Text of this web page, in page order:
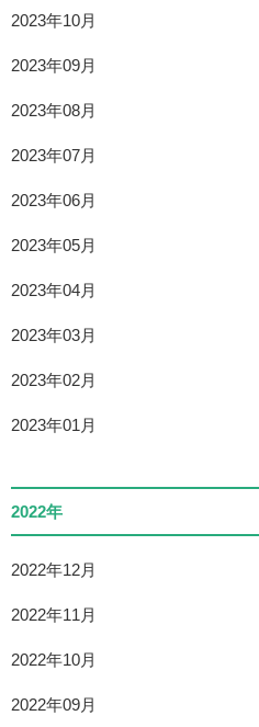
2023年10月
2023年09月
2023年08月
2023年07月
2023年06月
2023年05月
2023年04月
2023年03月
2023年02月
2023年01月
2022年
2022年12月
2022年11月
2022年10月
2022年09月